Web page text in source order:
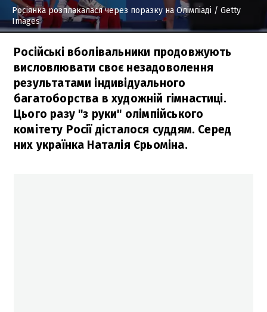
Росіянка розплакалася через поразку на Олімпіаді / Getty
Images
Російські вболівальники продовжують
висловлювати своє незадоволення
результатами індивідуального
багатоборства в художній гімнастиці.
Цього разу "з руки" олімпійського
комітету Росії дісталося суддям. Серед
них українка Наталія Єрьоміна.